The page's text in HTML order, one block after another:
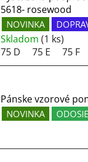
5618- rosewood
NOVINKA
Skladom (1 ks)
75 D
75 E 75 F
Pánske vzorové
NOVINKA